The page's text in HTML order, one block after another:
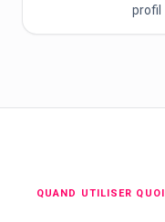
profil
QUAND UTILISER QUOI